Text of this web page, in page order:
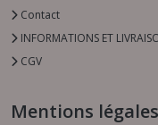
Contact
INFORMATIONS ET
CGV
Mentions légales